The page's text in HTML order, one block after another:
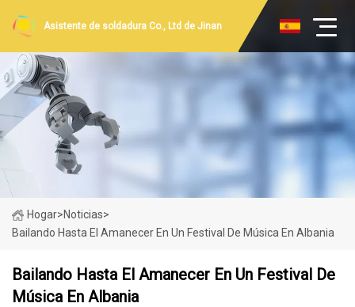
Asistente de soldadura Co., Ltd de Jinan
Hogar>Noticias>
Bailando Hasta El Amanecer En Un Festival De Música En Albania
Bailando Hasta El Amanecer En Un Festival De
Música En Albania